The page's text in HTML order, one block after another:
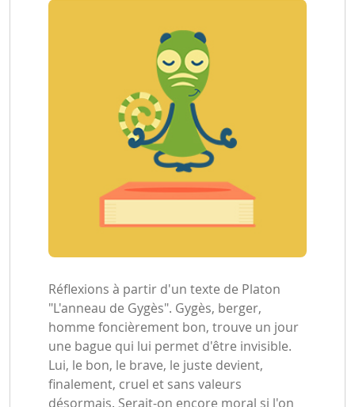
Réflexions à partir d'un texte de Platon
"L'anneau de Gygès". Gygès, berger,
homme foncièrement bon, trouve un jour
une bague qui lui permet d'être invisible.
Lui, le bon, le brave, le juste devient,
finalement, cruel et sans valeurs
désormais. Serait-on encore moral si l'on